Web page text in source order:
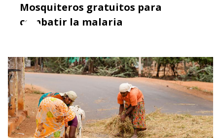
Mosquiteros gratuitos para
combatir la malaria